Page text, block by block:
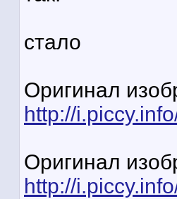
стало
Оригинал
http://
Оригинал
http://